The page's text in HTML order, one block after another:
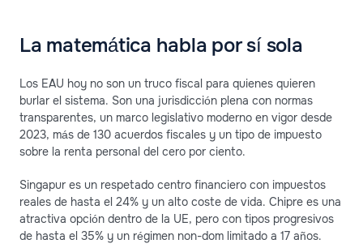
La matemática habla por sí sola
Los EAU hoy no son un truco fiscal para quienes quieren
burlar el sistema. Son una jurisdicción plena con normas
transparentes, un marco legislativo moderno en vigor desde
2023, más de 130 acuerdos fiscales y un tipo de impuesto
sobre la renta personal del cero por ciento.
Singapur es un respetado centro financiero con impuestos
reales de hasta el 24% y un alto coste de vida. Chipre es una
atractiva opción dentro de la UE, pero con tipos progresivos
de hasta el 35% y un régimen non-dom limitado a 17 años.